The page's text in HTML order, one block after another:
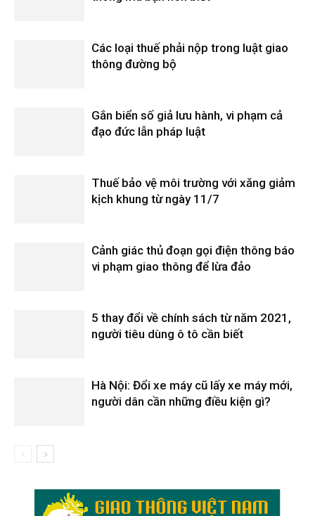
Các loại thuế phải nộp trong luật giao
thông đường bộ
Gắn biển số giả lưu hành, vi phạm cả
đạo đức lẫn pháp luật
Thuế bảo vệ môi trường với xăng giảm
kịch khung từ ngày 11/7
Cảnh giác thủ đoạn gọi điện thông báo
vi phạm giao thông để lừa đảo
5 thay đổi về chính sách từ năm 2021,
người tiêu dùng ô tô cần biết
Hà Nội: Đổi xe máy cũ lấy xe máy mới,
người dân cần những điều kiện gì?